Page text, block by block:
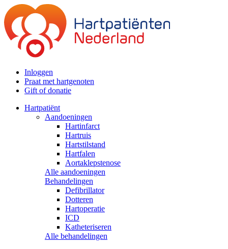
Inloggen
Praat met hartgenoten
Gift of donatie
Hartpatiënt
Aandoeningen
Hartinfarct
Hartruis
Hartstilstand
Hartfalen
Aortaklepstenose
Alle aandoeningen
Behandelingen
Defibrillator
Dotteren
Hartoperatie
ICD
Katheteriseren
Alle behandelingen